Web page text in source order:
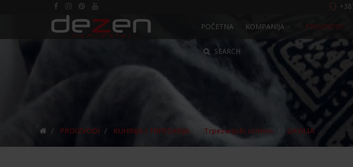
POČETNA KOMPANIJA PROIZVODI
SEARCH
PROIZVODI KUHINJA I TRPEZARIJA Trpezarijski stolovi GAVILIA